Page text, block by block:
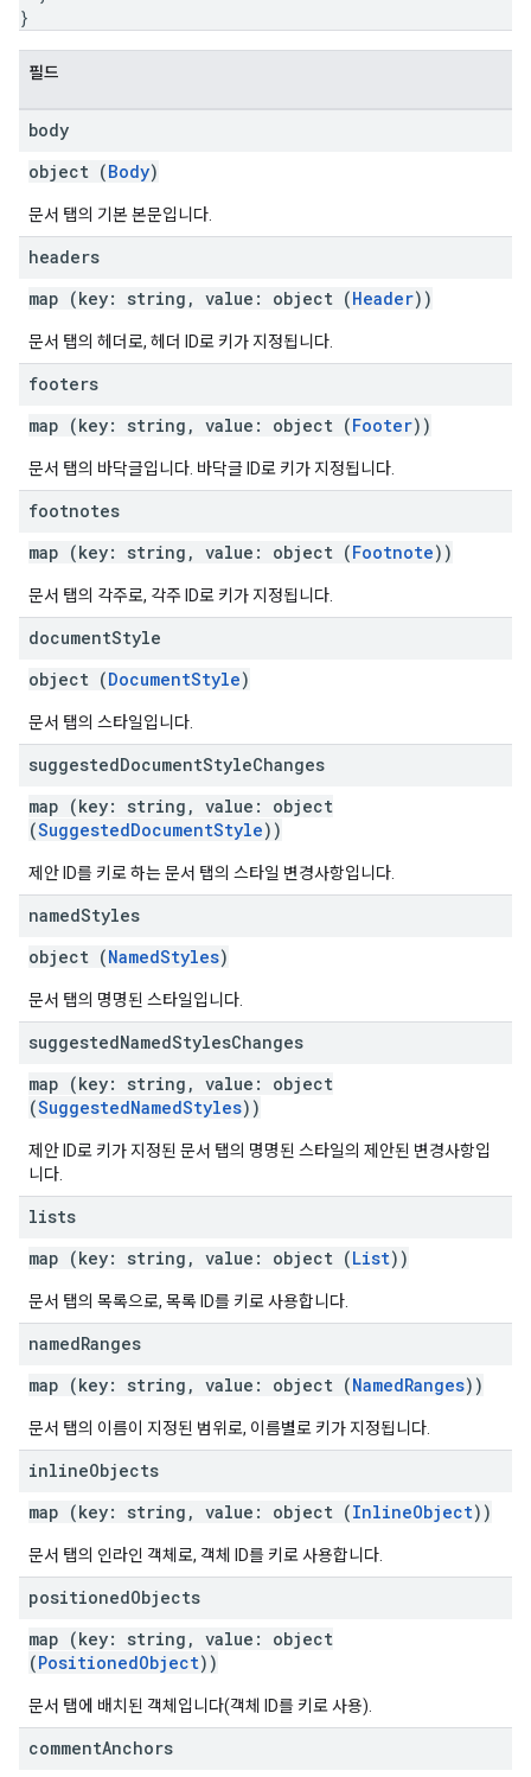
}
필드
body
object (Body)
문서 탭의 기본 본문입니다.
headers
map (key: string, value: object (Header))
문서 탭의 헤더로, 헤더 ID로 키가 지정됩니다.
footers
map (key: string, value: object (Footer))
문서 탭의 바닥글입니다. 바닥글 ID로 키가 지정됩니다.
footnotes
map (key: string, value: object (Footnote))
문서 탭의 각주로, 각주 ID로 키가 지정됩니다.
documentStyle
object (DocumentStyle)
문서 탭의 스타일입니다.
suggestedDocumentStyleChanges
map (key: string, value: object
(SuggestedDocumentStyle))
제안 ID를 키로 하는 문서 탭의 스타일 변경사항입니다.
namedStyles
object (NamedStyles)
문서 탭의 명명된 스타일입니다.
suggestedNamedStylesChanges
map (key: string, value: object
(SuggestedNamedStyles))
제안 ID로 키가 지정된 문서 탭의 명명된 스타일의 제안된 변경사항입
니다.
lists
map (key: string, value: object (List))
문서 탭의 목록으로, 목록 ID를 키로 사용합니다.
namedRanges
map (key: string, value: object (NamedRanges))
문서 탭의 이름이 지정된 범위로, 이름별로 키가 지정됩니다.
inlineObjects
map (key: string, value: object (InlineObject))
문서 탭의 인라인 객체로, 객체 ID를 키로 사용합니다.
positionedObjects
map (key: string, value: object
(PositionedObject))
문서 탭에 배치된 객체입니다(객체 ID를 키로 사용).
commentAnchors